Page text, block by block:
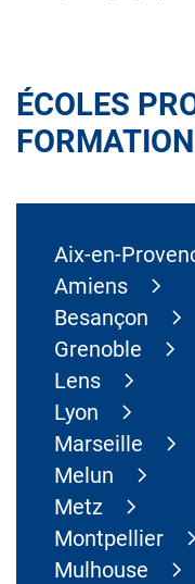
ÉCOLES
FORMATION
Aix-en-
Amiens
Besançon
Grenoble
Lens
Lyon
Marseille
Melun
Metz
Montpellier
Mulhouse